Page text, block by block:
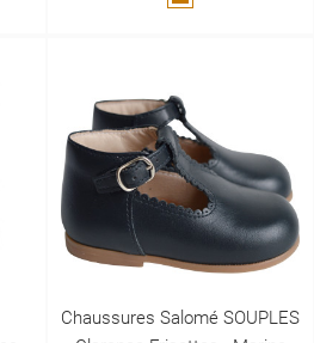
Chaussures Salomé SOUPLES